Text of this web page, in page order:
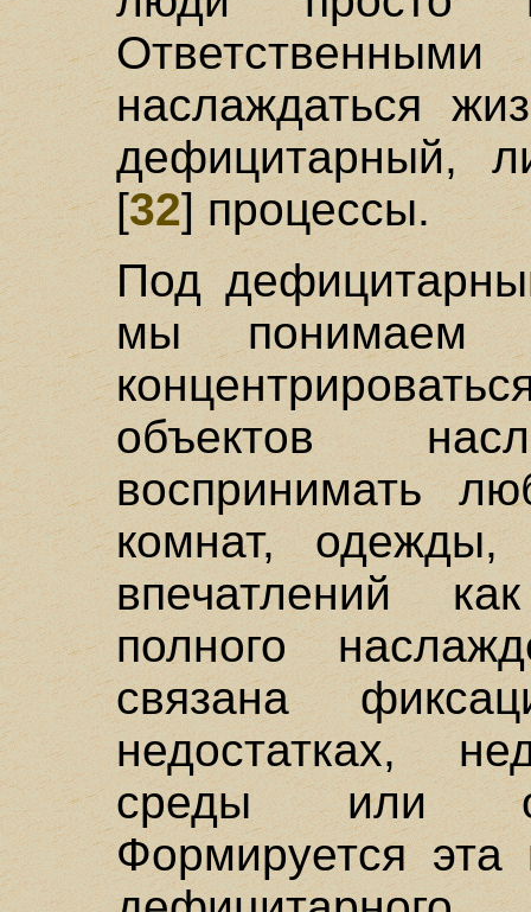
наслаждаться
дефицитарный,
[32] процессы.
Под
мы понимаем
объектов
воспринимать
комнат,
впечатлений
полного
связана
недостатках,
среды или
Формируется эта